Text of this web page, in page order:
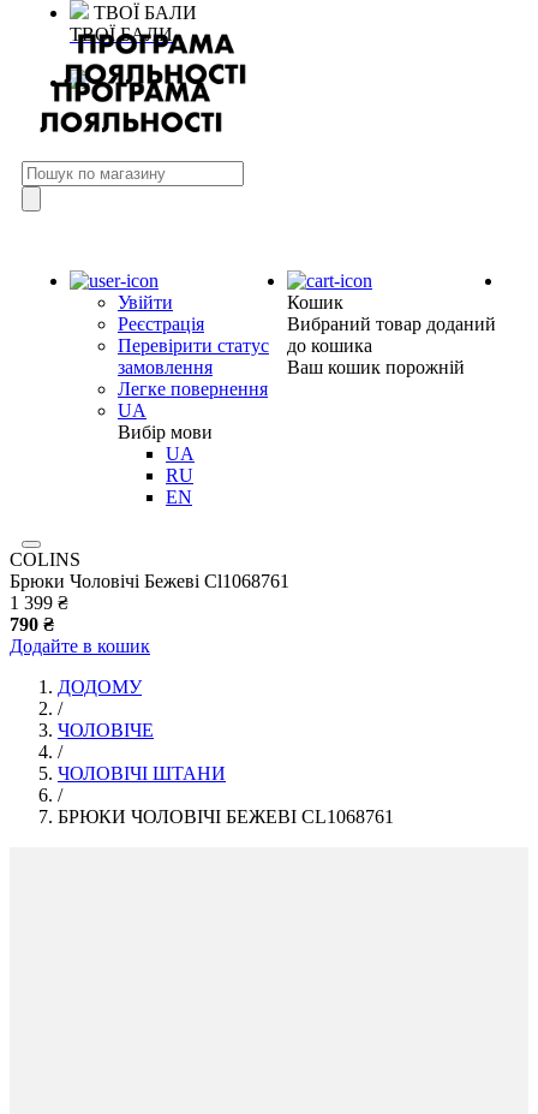
ТВОЇ БАЛИ
ТВОЇ БАЛИ
Увійти
Реєстрація
Перевірити статус
замовлення
Легке повернення
UA
Вибір мови
UA
RU
EN
Кошик
Вибраний товар доданий
до кошика
Ваш кошик порожній
COLINS
Брюки Чоловічі Бежеві Cl1068761
1 399 ₴
790 ₴
Додайте в кошик
ДОДОМУ
/
ЧОЛОВІЧЕ
/
ЧОЛОВІЧІ ШТАНИ
/
БРЮКИ ЧОЛОВІЧІ БЕЖЕВІ CL1068761